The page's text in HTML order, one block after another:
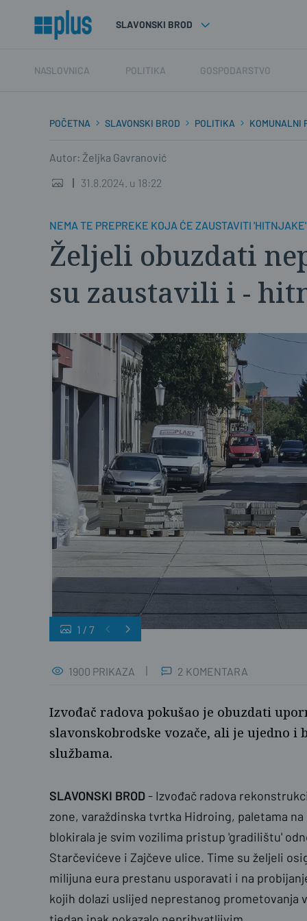
SLAVONSKI BROD
NASLOVNICA POLITIKA GOSPODARSTVO
POČETNA SLAVONSKI BROD POLITIKA KOMUNALNI
Autor: Željka Gavranović
31.8.2024. u 18:22
NEMA TE PREPREKE KOJA ĆE ZAUSTAVITI 'HITNJAKE'
Željeli obuzdati
su zaustavili i -
Ž.G./PLUS
1 / 7
1900 PRIKAZA 2 KOMENTARA
Izvođač radova pokušao je obuzdati
slavonskobrodske vozače, ali je ujedno
službama.
SLAVONSKI BROD- Izvođač radova
zone, varaždinska tvrtka Hidroing, paletama
blokirala je svim vozilima pristup 'gradilištu'
Starčevićeve i Zajčeve ulice. Time su željeli
milijuna eura prestanu usporavati i na
kojih dolazi uslijed neprestanog prometovanja